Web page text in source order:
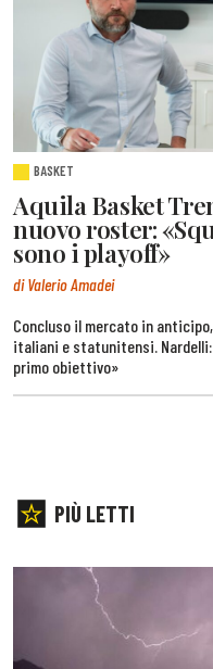
BASKET
Aquila Basket
nuovo roster:
sono i playoff»
di Valerio Amadei
Concluso il mercato in
italiani e statunitensi.
primo obiettivo»
PIÙ LETTI